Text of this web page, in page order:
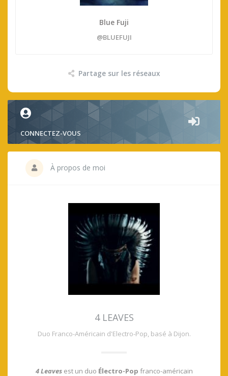
Blue Fuji
@BLUEFUJI
Partage sur les réseaux
CONNECTEZ-VOUS
À propos de moi
4 LEAVES
Duo Franco-Américain d'Electro-Pop, basé à Dijon.
4 Leavesest un duo Électro-Pop franco-américain